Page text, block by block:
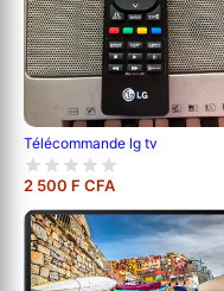
Télécommande lg tv
2 500 F CFA